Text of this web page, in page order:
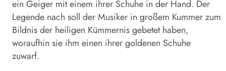
ein Geiger mit einem ihrer Schuhe in der Hand. Der
Legende nach soll der Musiker in großem Kummer zum
Bildnis der heiligen Kümmernis gebetet haben,
woraufhin sie ihm einen ihrer goldenen Schuhe
zuwarf.